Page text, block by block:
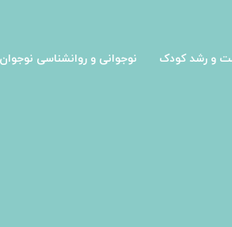
و رشد کودک نوجوانی و روانشناسی نوجوان
بچه‌ها در خانه